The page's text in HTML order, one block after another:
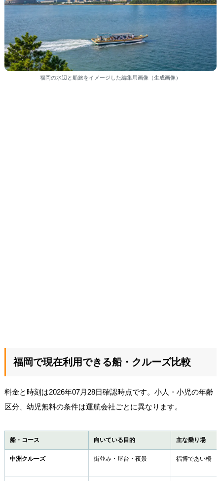
福岡の水辺と船旅をイメージした編集用画像（生成画像）
福岡で現在利用できる船・クルーズ比較
料金と時刻は2026年07月28日確認時点です。小人・小児の年齢
区分、幼児無料の条件は運航会社ごとに異なります。
船・コース 向いている目的 主な乗り場
中洲クルーズ 街並み・屋台・夜景 福博であい橋